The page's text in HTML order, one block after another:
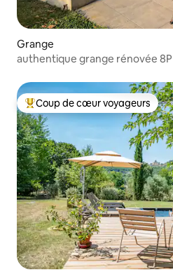
Grange
authentique grange rénovée
Coups de cœur voyageurs les
Coup de cœur voyageurs